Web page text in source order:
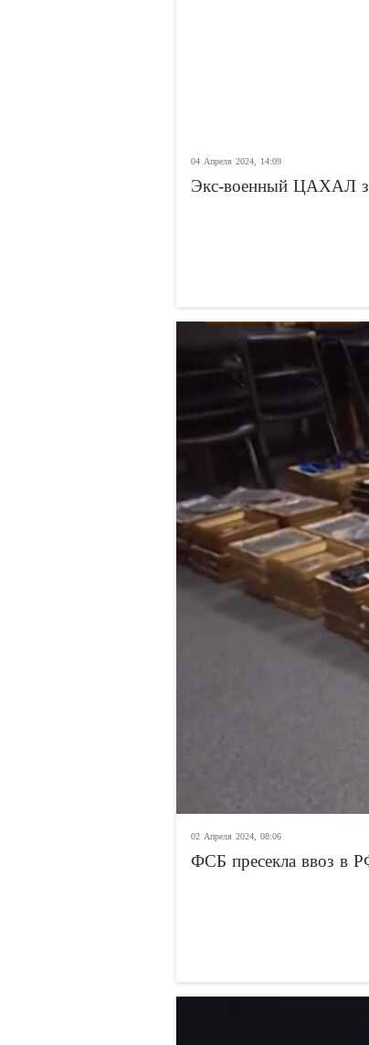
04 Апреля 2024, 14:09
Экс-военный ЦАХАЛ
02 Апреля 2024, 08:06
ФСБ пресекла ввоз в